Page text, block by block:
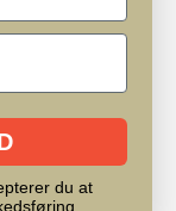
du at